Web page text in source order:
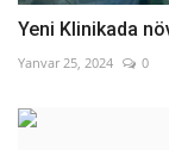
Yeni Klinikada
Yanvar 25, 2024 0